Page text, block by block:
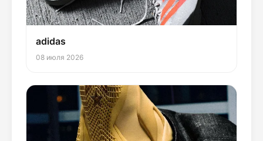
adidas
08 июля 2026